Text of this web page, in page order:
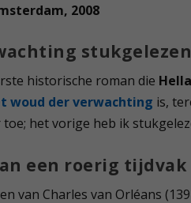
2008
stukgelezen
historische roman die
woud der verwachting is,
het vorige heb ik
een roerig tijdvak
van Charles van Orléans